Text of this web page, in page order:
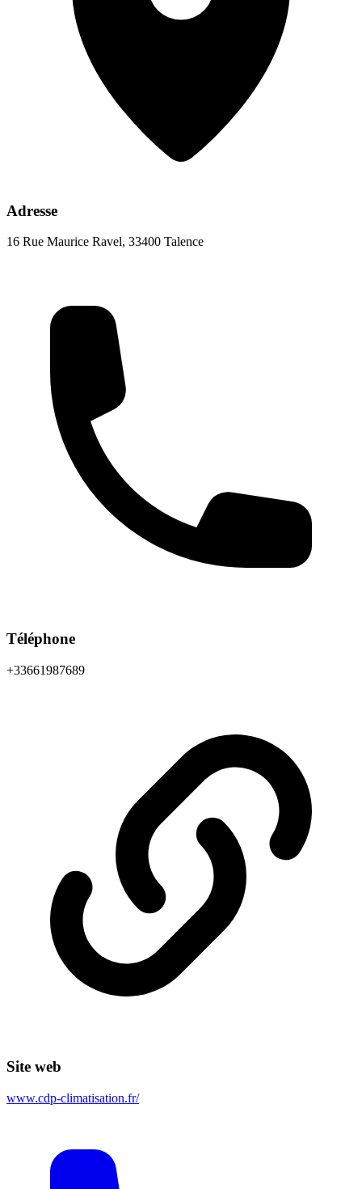
Adresse
16 Rue Maurice Ravel, 33400 Talence
Téléphone
+33661987689
Site web
www.cdp-climatisation.fr/